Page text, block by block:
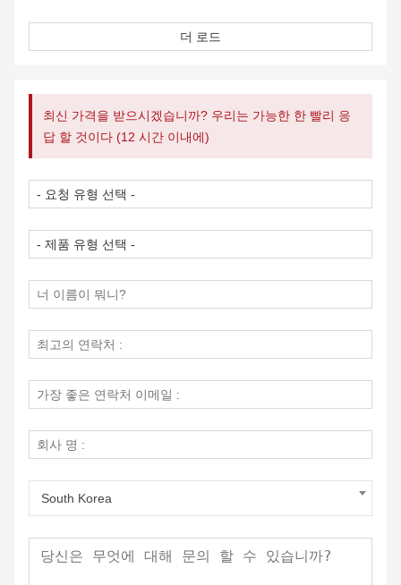
라벨 크기: 4*6인치. 팩당 100개의 라벨.
더 로드
최신 가격을 받으시겠습니까? 우리는 가능한 한 빨리 응
답 할 것이다 (12 시간 이내에)
South Korea